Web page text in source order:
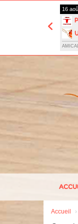
16
Accueil
Panneau de gestion